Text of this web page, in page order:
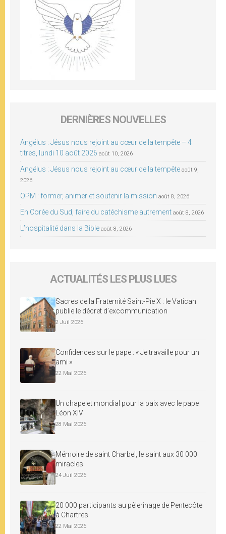
DERNIÈRES NOUVELLES
Angélus : Jésus nous rejoint au cœur de la tempête – 4
titres, lundi 10 août 2026 août 10, 2026
Angélus : Jésus nous rejoint au cœur de la tempête août 9,
2026
OPM : former, animer et soutenir la mission août 8, 2026
En Corée du Sud, faire du catéchisme autrement août 8, 2026
L’hospitalité dans la Bible août 8, 2026
ACTUALITÉS LES PLUS LUES
Sacres de la Fraternité Saint-Pie X : le Vatican
publie le décret d’excommunication
2 Juil 2026
Confidences sur le pape : « Je travaille pour un
ami »
22 Mai 2026
Un chapelet mondial pour la paix avec le pape
Léon XIV
28 Mai 2026
Mémoire de saint Charbel, le saint aux 30 000
miracles
24 Juil 2026
20 000 participants au pèlerinage de Pentecôte
à Chartres
22 Mai 2026